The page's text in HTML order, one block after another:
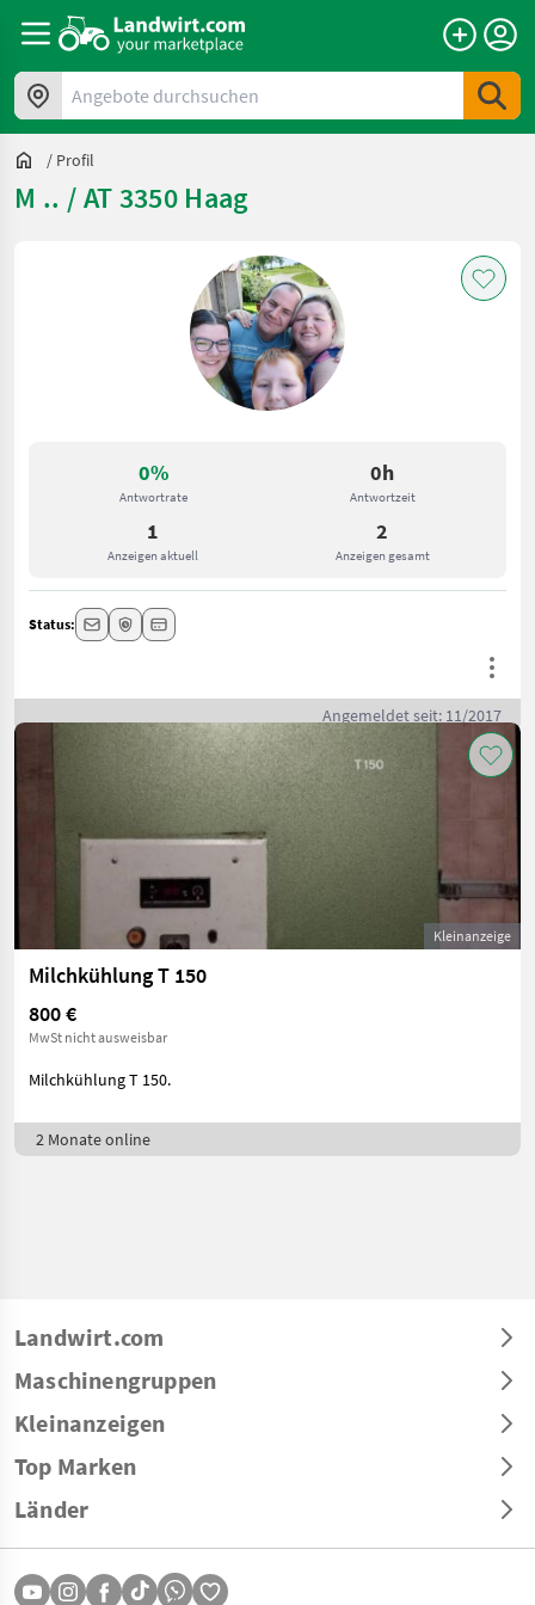
Angebote durchsuchen
/ Profil
M .. / AT 3350 Haag
0%
Antwortrate
0h
Antwortzeit
1
Anzeigen aktuell
2
Anzeigen gesamt
Status:
Angemeldet seit: 11/2017
Kleinanzeige
Milchkühlung T 150
800 €
MwSt nicht ausweisbar
Milchkühlung T 150.
2 Monate online
Landwirt.com
Maschinengruppen
Kleinanzeigen
Top Marken
Länder